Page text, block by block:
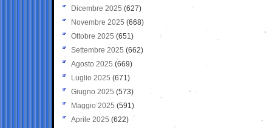
Dicembre 2025 (627)
Novembre 2025 (668)
Ottobre 2025 (651)
Settembre 2025 (662)
Agosto 2025 (669)
Luglio 2025 (671)
Giugno 2025 (573)
Maggio 2025 (591)
Aprile 2025 (622)